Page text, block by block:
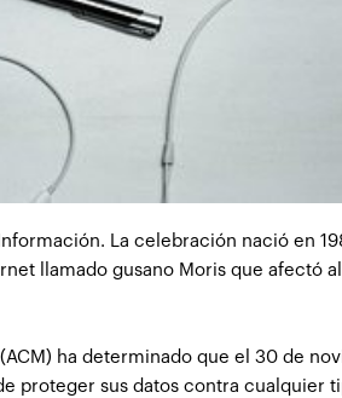
La celebración nació en
llamado gusano Moris que afectó
ha determinado que el 30 de
proteger sus datos contra cualquier